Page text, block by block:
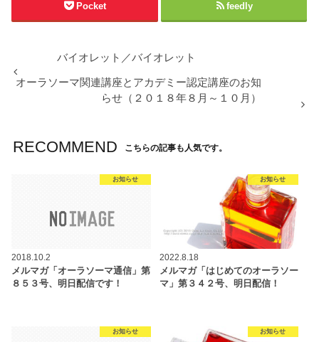
Pocket feedly
バイオレット／バイオレット
オーラソーマ関連講座とアカデミー認定講座のお知
らせ（２０１８年８月～１０月）
RECOMMEND こちらの記事も人気です。
お知らせ
2018.10.2
メルマガ「オーラソーマ通信」第
８５３号、明日配信です！
お知らせ
2022.8.18
メルマガ「はじめてのオーラソー
マ」第３４２号、明日配信！
お知らせ お知らせ